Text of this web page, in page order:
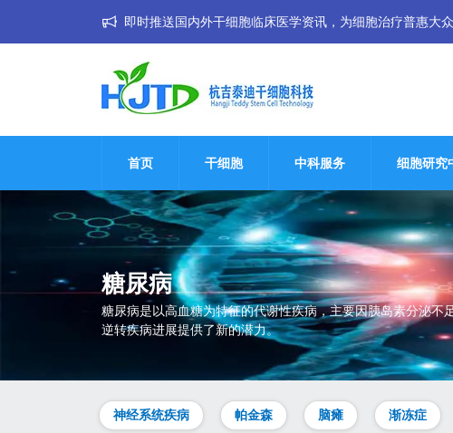
即时推送国内外干细胞临床医学资讯，为细胞治疗普惠大
首页 干细胞 中科服务 细胞研究
糖尿病
糖尿病是以高血糖为特征的代谢性疾病，主要因胰岛素分泌
逆转疾病进展提供了新的潜力。
神经系统疾病 帕金森 脑瘫 渐冻症